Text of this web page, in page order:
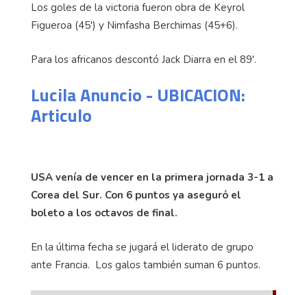
Los goles de la victoria fueron obra de Keyrol
Figueroa (45') y Nimfasha Berchimas (45+6).
Para los africanos descontó Jack Diarra en el 89'.
Lucila Anuncio - UBICACION:
Articulo
USA venía de vencer en la primera jornada 3-1 a
Corea del Sur. Con 6 puntos ya aseguró el
boleto a los octavos de final.
En la última fecha se jugará el liderato de grupo
ante Francia. Los galos también suman 6 puntos.